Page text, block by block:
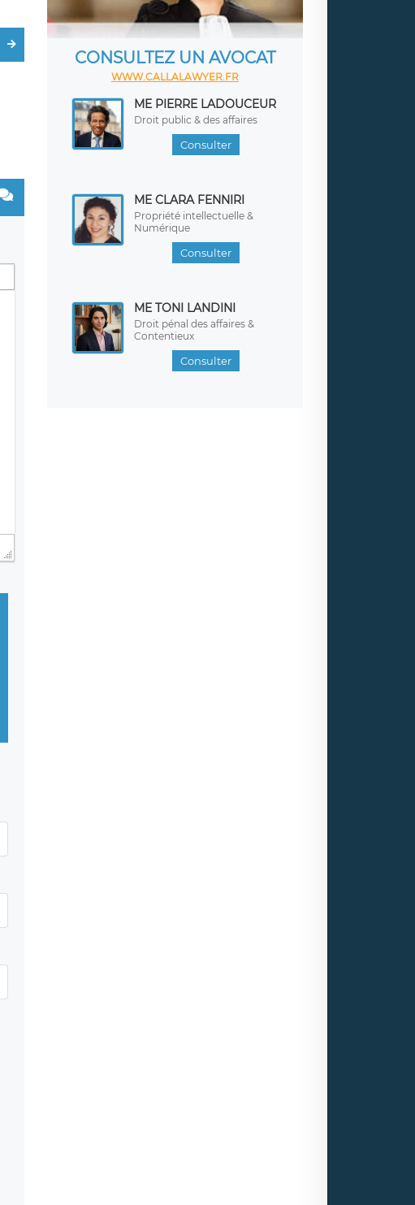
CONSULTEZ UN AVOCAT
WWW.CALLALAWYER.FR
ME PIERRE LADOUCEUR
Droit public & des affaires
Consulter
ME CLARA FENNIRI
Propriété intellectuelle &
Numérique
Consulter
ME TONI LANDINI
Droit pénal des affaires &
Contentieux
Consulter